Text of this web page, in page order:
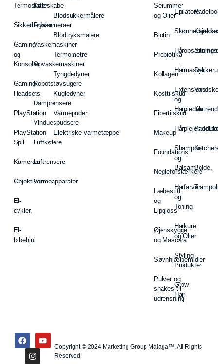
Termostater
Sikkerhedskameraer
Gaming
og
Konsoller
Gaming-
Headsets
PlayStation
PlayStation
Spil
Kameraer
Objektiver
El-
cykler,
El-
løbehjul
Køleskabe
Fryser
Vaskemaskiner
Opvaskemaskiner
Robotstøvsugere
Damprensere
Vinduespudsere
Luftkølere
Luftrensere
Varmeapparater
Blodsukkermålere
Blodtryksmålere
Termometre
Tyngdedyner
Kugledyner
Varmepuder
Elektriske varmetæppe
Serummer
og Olier
Biotin
Probiotika
Kollagen
Kosttilskud
Fibertilskud
Makeup
Foundations
Negleforstærkere
Læbestift
og
Lipgloss
Øjenskygge
og Mascara
Søvnhjælpemidler
Pulver og
shakes til
udrensning
Epilatorer
Hårmasker
Extensions
og
Hårpieces
Shampoo
og
Balsam
Hårfarve
og
Toning
Hårkure
og Olier
Styling
Produkter
Grow
Hair
Vandsko
Bolde,
Copyright © 2024 Marketing Group Malaga™, All Rights
Reserved